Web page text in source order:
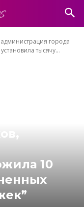
города
тысячу...
10